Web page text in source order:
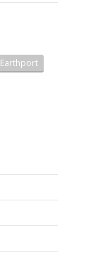
Earthport